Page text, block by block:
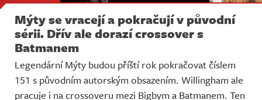
Mýty se vracejí a pokračují v původní
sérii. Dřív ale dorazí crossover s
Batmanem
Legendární Mýty budou příští rok pokračovat číslem
151 s původním autorským obsazením. Willingham ale
pracuje i na crossoveru mezi Bigbym a Batmanem. Ten